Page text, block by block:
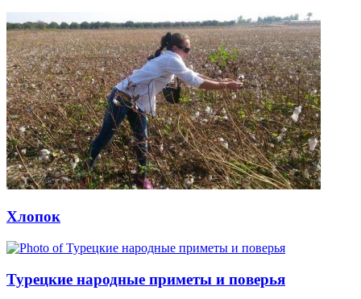
Хлопок
Турецкие народные приметы и поверья